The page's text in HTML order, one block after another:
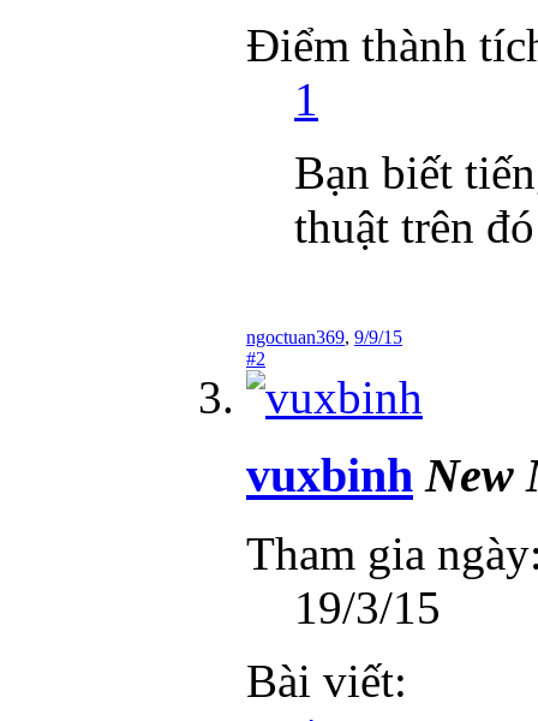
Điểm thành
1
Bạn biết
thuật trên
ngoctuan369, 9/9/15
#2
vuxbinh New
Tham gia
19/3/15
Bài viết: